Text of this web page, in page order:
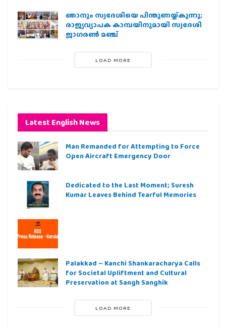
ഞാനും സ്വദേശിയെ പിന്തുണയ്ക്കുന്നു;
രാജ്യവ്യാപക കാമ്പയിനുമായി സ്വദേശി
ജാഗരണ്‍ മഞ്ച്
LOAD MORE
Latest English News
Man Remanded for Attempting to Force
Open Aircraft Emergency Door
Dedicated to the Last Moment; Suresh
Kumar Leaves Behind Tearful Memories
Palakkad – Kanchi Shankaracharya Calls
for Societal Upliftment and Cultural
Preservation at Sangh Sanghik
LOAD MORE